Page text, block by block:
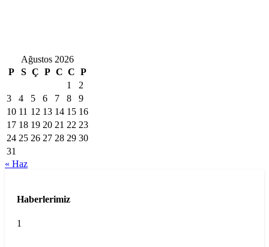
Ağustos 2026
P
S Ç P C C P
1
2
3
4 5 6 7 8
9
10 11 12 13 14 15 16
17 18 19 20 21 22 23
24 25 26 27 28 29 30
31
« Haz
Haberlerimiz
1